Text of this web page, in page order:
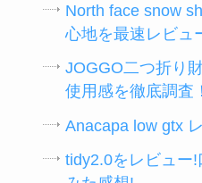
North face snow
心地を最速レビュ
JOGGO二つ折り
使用感を徹底調査！
Anacapa low gtx
tidy2.0をレビュー